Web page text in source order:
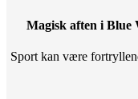
Magisk aften i Blue
Sport kan være